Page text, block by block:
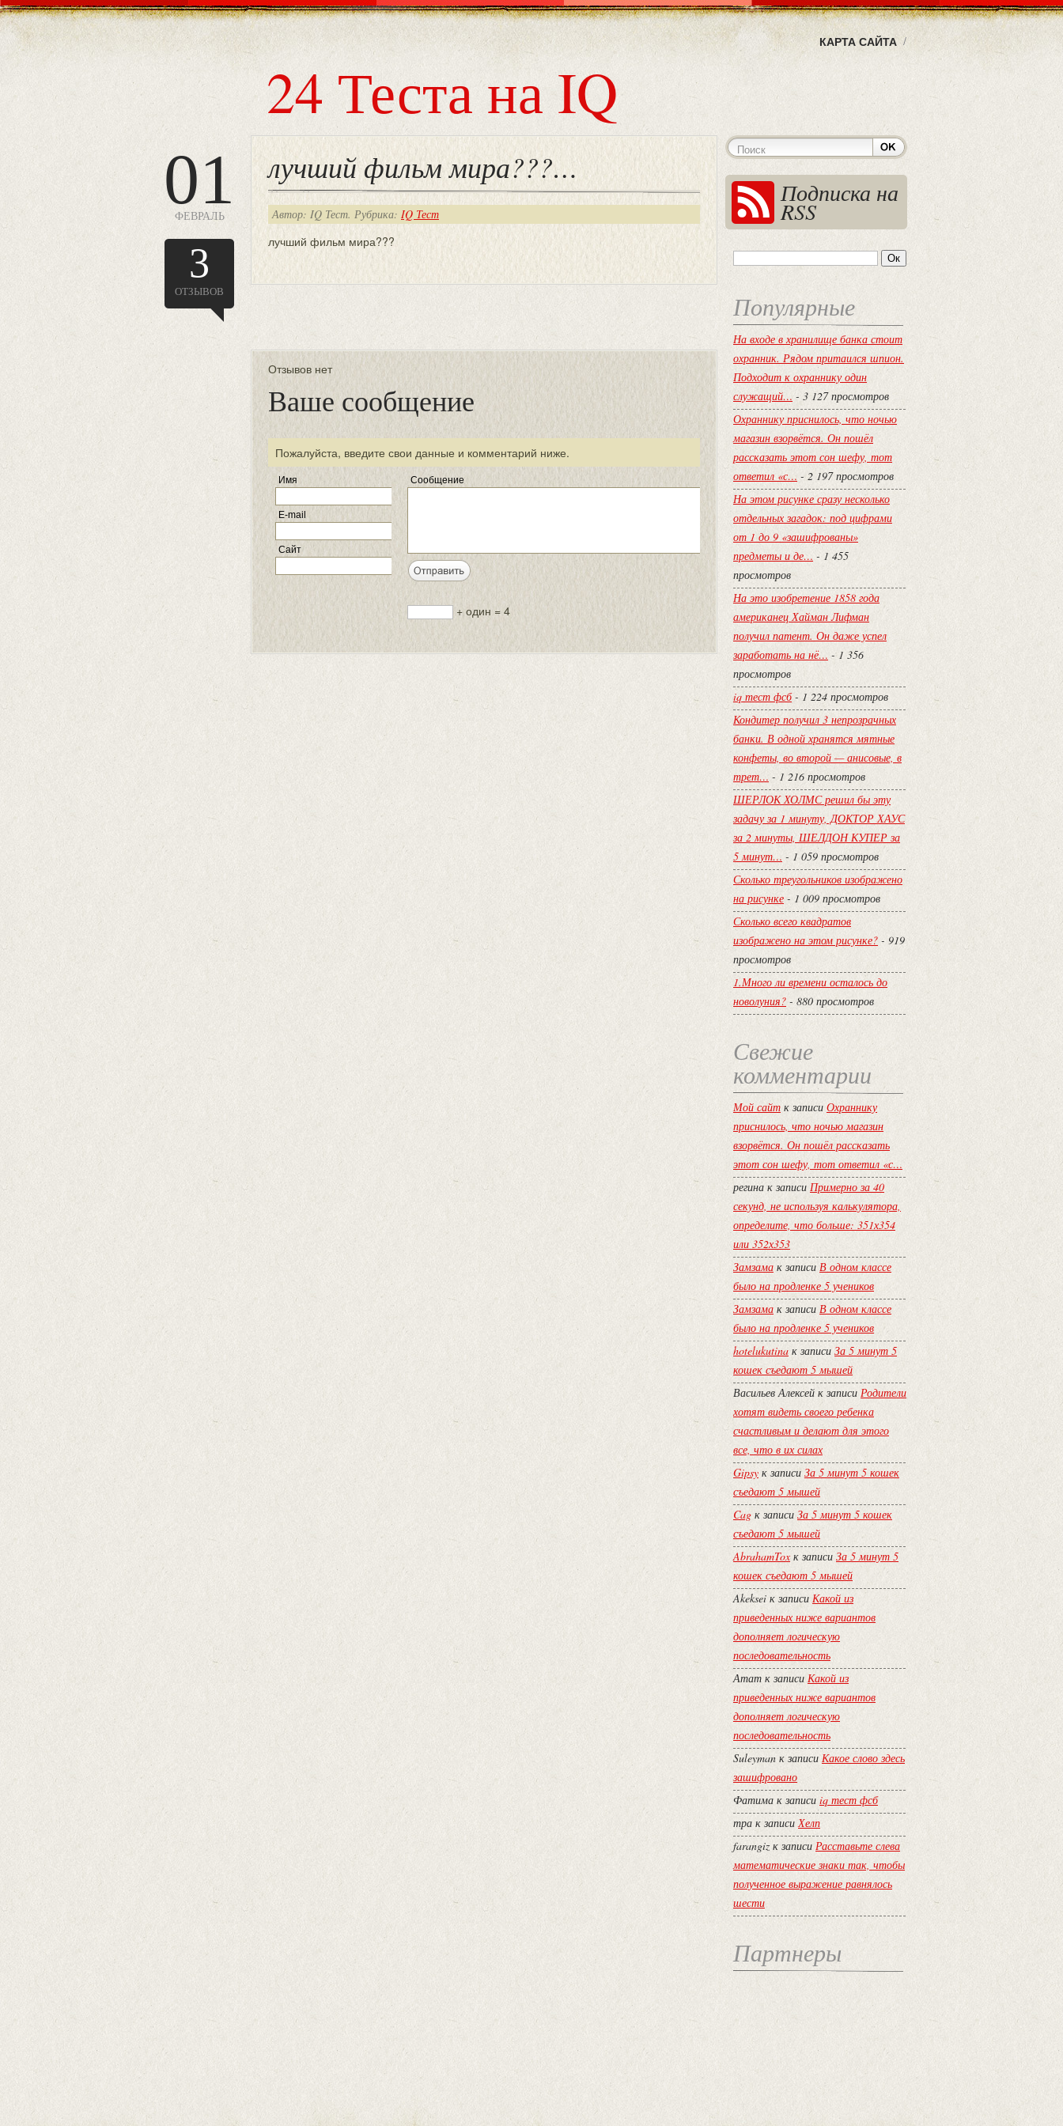
КАРТА САЙТА
24 Теста на IQ
01
ФЕВРАЛЬ
3
ОТЗЫВОВ
лучший фильм мира???…
Автор: IQ Тест. Рубрика: IQ Тест
лучший фильм мира???
Отзывов нет
Ваше сообщение
Пожалуйста, введите свои данные и комментарий ниже.
Имя
E-mail
Сайт
Сообщение
+ один = 4
Подписка на
RSS
Популярные
На входе в хранилище банка стоит
охранник. Рядом притаился шпион.
Подходит к охраннику один
служащий… - 3 127 просмотров
Охраннику приснилось, что ночью
магазин взорвётся. Он пошёл
рассказать этот сон шефу, тот
ответил «с… - 2 197 просмотров
На этом рисунке сразу несколько
отдельных загадок: под цифрами
от 1 до 9 «зашифрованы»
предметы и де… - 1 455
просмотров
На это изобретение 1858 года
американец Хайман Лифман
получил патент. Он даже успел
заработать на нё… - 1 356
просмотров
iq тест фсб- 1 224 просмотров
Кондитер получил 3 непрозрачных
банки. В одной хранятся мятные
конфеты, во второй — анисовые, в
трет… - 1 216 просмотров
ШЕРЛОК ХОЛМС решил бы эту
задачу за 1 минуту, ДОКТОР ХАУС
за 2 минуты, ШЕЛДОН КУПЕР за
5 минут… - 1 059 просмотров
Сколько треугольников изображено
на рисунке - 1 009 просмотров
Сколько всего квадратов
изображено на этом рисунке? - 919
просмотров
1.Много ли времени осталось до
новолуния? - 880 просмотров
Свежие
комментарии
Мой сайт к записи Охраннику
приснилось, что ночью магазин
взорвётся. Он пошёл рассказать
этот сон шефу, тот ответил «с…
регина к записи Примерно за 40
секунд, не используя калькулятора,
определите, что больше: 351х354
или 352х353
Замзама к записи В одном классе
было на продленке 5 учеников
Замзама к записи В одном классе
было на продленке 5 учеников
hotelukutina к записи За 5 минут 5
кошек съедают 5 мышей
Васильев Алексей к записи Родители
хотят видеть своего ребенка
счастливым и делают для этого
все, что в их силах
Gipsy к записи За 5 минут 5 кошек
съедают 5 мышей
Cag к записи За 5 минут 5 кошек
съедают 5 мышей
AbrahamToxк записи За 5 минут 5
кошек съедают 5 мышей
Akeksei к записи Какой из
приведенных ниже вариантов
дополняет логическую
последовательность
Атат к записи Какой из
приведенных ниже вариантов
дополняет логическую
последовательность
Suleyman к записи Какое слово здесь
зашифровано
Фатима к записи iq тест фсб
тра к записиХелп
farangiz к записи Расставьте слева
математические знаки так, чтобы
полученное выражение равнялось
шести
Партнеры